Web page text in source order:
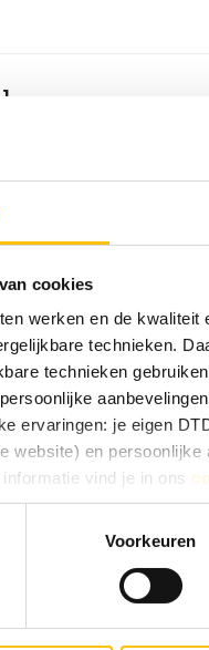
cookies
werken en de
technieken.
technieken
ervaringen: je eigen
website) en
vind je in ons
ervaringen goed,
doelen. Je kunt je
Voorkeuren
brood doet